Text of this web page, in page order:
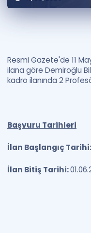
Puan Hesaplama
Kampanyalar
Resmi Gazete'de 11
ilana göre Demiroğlu
kadro ilanında 2
Başvuru Tarihleri
İlan Başlangıç Tarihi:
İlan Bitiş Tarihi: